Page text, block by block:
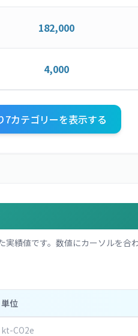
182,000
4,000
7カテゴリーを表示する
績値です。数値にカーソルを合
単位
kt-CO2e